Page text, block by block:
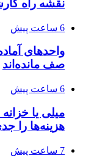
نقشه راه
6 ساعت پیش
واحدهای
صف مانده‌اند
6 ساعت پیش
میلی یا
هزینه‌ها را
7 ساعت پیش